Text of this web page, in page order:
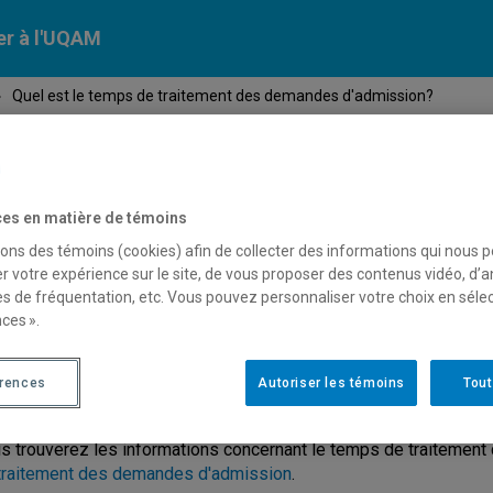
à l'UQAM
Quel est le temps de traitement des demandes d'admission?
est le temps de
trouverez les informations concernant le temps de
des demandes d'admission.
en matière de témoins
des témoins (cookies) afin de collecter des informations qui nous
votre expérience sur le site, de vous proposer des contenus vidéo,
de fréquentation, etc. Vous pouvez personnaliser votre choix en
».
Autoriser les témoins